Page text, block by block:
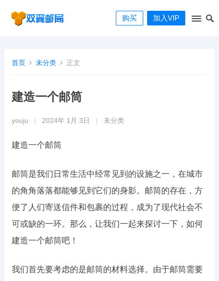
购买 加入VIP
首页 未分类 正文
建造一个邮筒
youju 2024年 1月 3日 未分类
建造一个邮筒
邮筒是我们日常生活中经常见到的设施之一，在城市
的角角落落都能够见到它们的身影。邮筒的存在，方
便了人们寄送信件和包裹的过程，成为了现代社会不
可或缺的一环。那么，让我们一起来探讨一下，如何
建造一个邮筒吧！
我们首先要考虑的是邮筒的材料选择。由于邮筒需要